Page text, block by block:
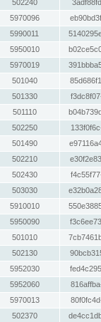
502240
5970096
5990011
5950010
5970019
501040
501330
501110
502250
501490
502210
502430
503030
5910010
5950090
501010
502130
5952030
5952060
5970013
502370